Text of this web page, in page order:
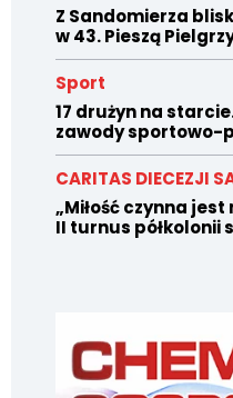
Z Sandomierza
w 43. Pieszą
Sport
17 drużyn na
zawody sportowo-
CARITAS DIECEZJI
„Miłość czynna
II turnus półkolonii